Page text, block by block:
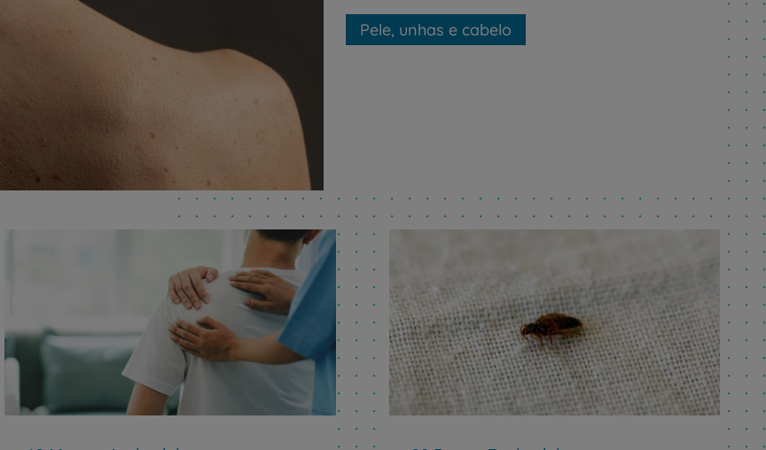
Pele, unhas e cabelo